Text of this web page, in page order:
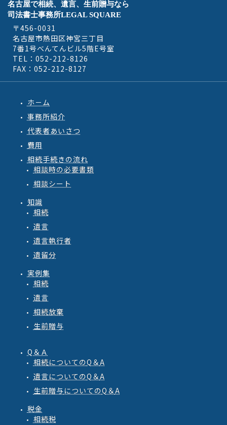
名古屋で相続、遺言、生前贈与なら
司法書士事務所LEGAL SQUARE
〒456-0031
名古屋市熱田区神宮三丁目
7番1号べんてんビル5階E号室
TEL：052-212-8126
FAX：052-212-8127
ホ－ム
事務所紹介
代表者あいさつ
費用
相続手続きの流れ
相談時の必要書類
相談シート
知識
相続
遺言
遺言執行者
遺留分
実例集
相続
遺言
相続放棄
生前贈与
Q＆Ａ
相続についてのQ ＆A
遺言についてのQ ＆A
生前贈与についてのQ ＆A
税金
相続税